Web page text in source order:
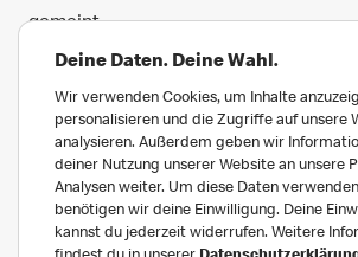
gemeint.
Minijob
Deine Daten. Deine Wahl.
Wir verwenden Cookies, um Inhalte
personalisieren und die Zugriffe auf unsere
analysieren. Außerdem geben wir
deiner Nutzung unserer Website an unsere
Analysen weiter. Um diese Daten
benötigen wir deine Einwilligung. Deine
kannst du jederzeit widerrufen. Weitere